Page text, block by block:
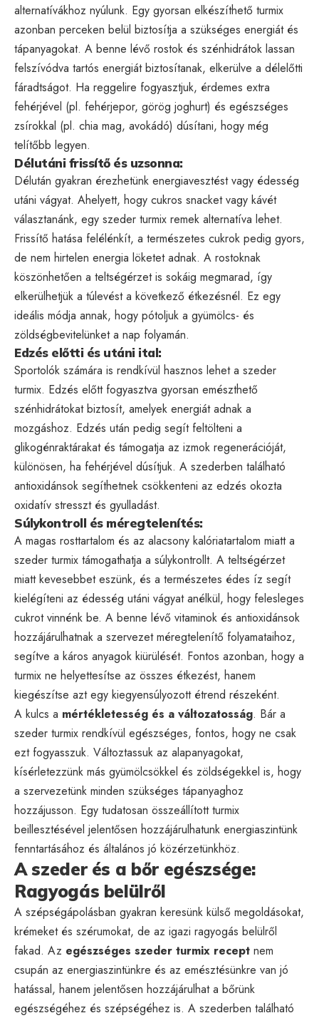
alternatívákhoz nyúlunk. Egy gyorsan elkészíthető turmix
azonban perceken belül biztosítja a szükséges energiát és
tápanyagokat. A benne lévő rostok és szénhidrátok lassan
felszívódva tartós energiát biztosítanak, elkerülve a délelőtti
fáradtságot. Ha reggelire fogyasztjuk, érdemes extra
fehérjével (pl. fehérjepor, görög joghurt) és egészséges
zsírokkal (pl. chia mag, avokádó) dúsítani, hogy még
telítőbb legyen.
Délutáni frissítő és uzsonna:
Délután gyakran érezhetünk energiavesztést vagy édesség
utáni vágyat. Ahelyett, hogy cukros snacket vagy kávét
választanánk, egy szeder turmix remek alternatíva lehet.
Frissítő hatása felélénkít, a természetes cukrok pedig gyors,
de nem hirtelen energia löketet adnak. A rostoknak
köszönhetően a teltségérzet is sokáig megmarad, így
elkerülhetjük a túlevést a következő étkezésnél. Ez egy
ideális módja annak, hogy pótoljuk a gyümölcs- és
zöldségbevitelünket a nap folyamán.
Edzés előtti és utáni ital:
Sportolók számára is rendkívül hasznos lehet a szeder
turmix. Edzés előtt fogyasztva gyorsan emészthető
szénhidrátokat biztosít, amelyek energiát adnak a
mozgáshoz. Edzés után pedig segít feltölteni a
glikogénraktárakat és támogatja az izmok regenerációját,
különösen, ha fehérjével dúsítjuk. A szederben található
antioxidánsok segíthetnek csökkenteni az edzés okozta
oxidatív stresszt és gyulladást.
Súlykontroll és méregtelenítés:
A magas rosttartalom és az alacsony kalóriatartalom miatt a
szeder turmix támogathatja a súlykontrollt. A teltségérzet
miatt kevesebbet eszünk, és a természetes édes íz segít
kielégíteni az édesség utáni vágyat anélkül, hogy felesleges
cukrot vinnénk be. A benne lévő vitaminok és antioxidánsok
hozzájárulhatnak a szervezet méregtelenítő folyamataihoz,
segítve a káros anyagok kiürülését. Fontos azonban, hogy a
turmix ne helyettesítse az összes étkezést, hanem
kiegészítse azt egy kiegyensúlyozott étrend részeként.
A kulcs a mértékletesség és a változatosság. Bár a
szeder turmix rendkívül egészséges, fontos, hogy ne csak
ezt fogyasszuk. Változtassuk az alapanyagokat,
kísérletezzünk más gyümölcsökkel és zöldségekkel is, hogy
a szervezetünk minden szükséges tápanyaghoz
hozzájusson. Egy tudatosan összeállított turmix
beillesztésével jelentősen hozzájárulhatunk energiaszintünk
fenntartásához és általános jó közérzetünkhöz.
A szeder és a bőr egészsége:
Ragyogás belülről
A szépségápolásban gyakran keresünk külső megoldásokat,
krémeket és szérumokat, de az igazi ragyogás belülről
fakad. Az egészséges szeder turmix recept nem
csupán az energiaszintünkre és az emésztésünkre van jó
hatással, hanem jelentősen hozzájárulhat a bőrünk
egészségéhez és szépségéhez is. A szederben található